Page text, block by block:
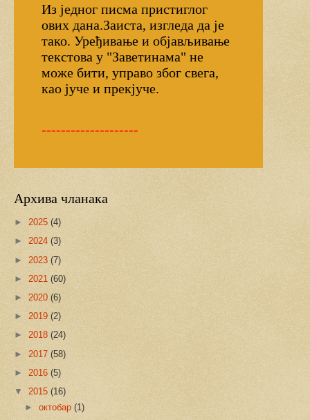
Из једног писма пристиглог
ових дана.Заиста, изгледа да је
тако. Уређивање и објављивање
текстова у "Заветинама" не
може бити, управо због свега,
као јуче и прекјуче.
--------------------
Архива чланака
► 2025 (4)
► 2024 (3)
► 2023 (7)
► 2021 (60)
► 2020 (6)
► 2019 (2)
► 2018 (24)
► 2017 (58)
► 2016 (5)
▼ 2015 (16)
►октобар(1)